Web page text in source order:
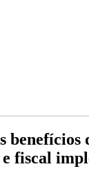
benefícios
fiscal